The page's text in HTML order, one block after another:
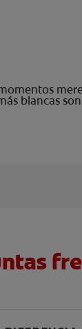
blancas